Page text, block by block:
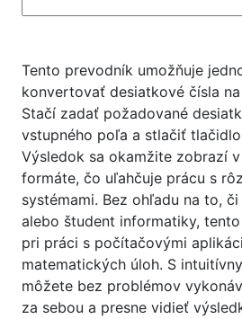
Tento prevodník umožňuje
konvertovať desiatkové čísla
Stačí zadať požadované
vstupného poľa a stlačiť
Výsledok sa okamžite zobrazí
formáte, čo uľahčuje prácu s
systémami. Bez ohľadu na to,
alebo študent informatiky,
pri práci s počítačovými
matematických úloh. S
môžete bez problémov
za sebou a presne vidieť